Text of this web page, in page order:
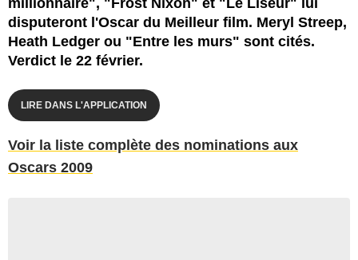
disputeront l'Oscar du Meilleur film. Meryl Streep,
Heath Ledger ou "Entre les murs" sont cités.
Verdict le 22 février.
LIRE DANS L'APPLICATION
Voir la liste complète des nominations aux
Oscars 2009